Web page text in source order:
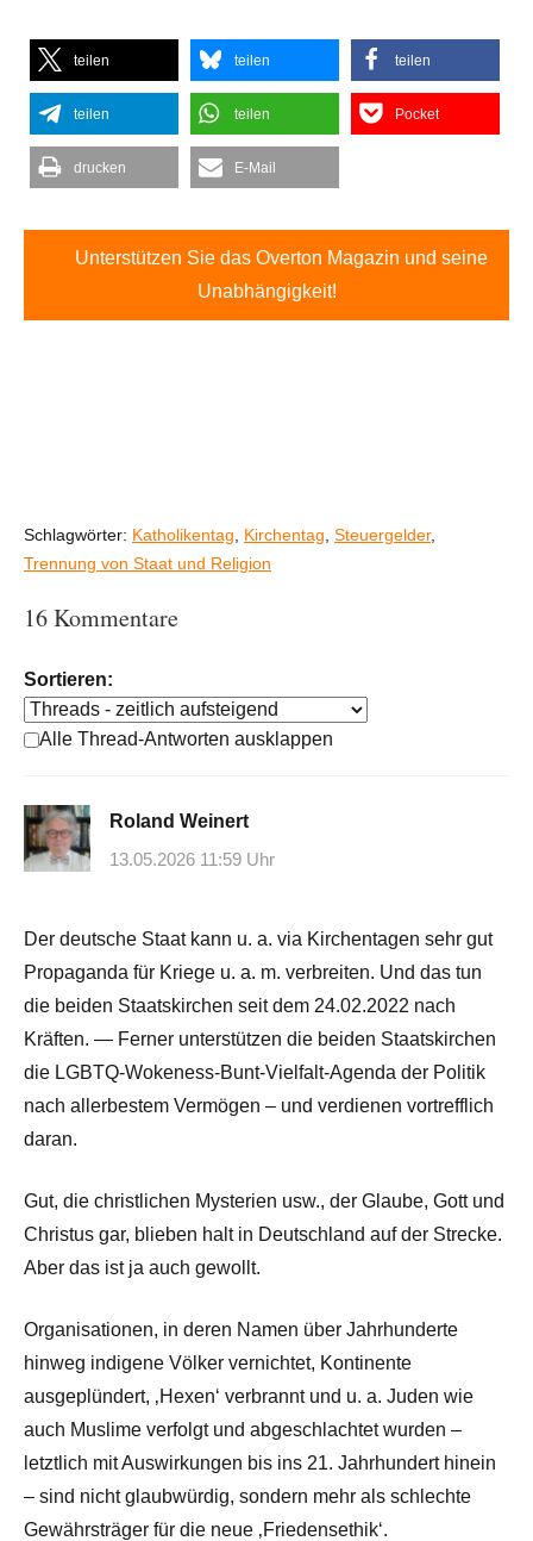
teilen teilen teilen
teilen teilen Pocket
drucken E-Mail
Unterstützen Sie das Overton Magazin und seine
Unabhängigkeit!
Schlagwörter: Katholikentag, Kirchentag, Steuergelder,
Trennung von Staat und Religion
16 Kommentare
Sortieren:
Alle Thread-Antworten ausklappen
Roland Weinert
13.05.2026 11:59 Uhr
Der deutsche Staat kann u. a. via Kirchentagen sehr gut
Propaganda für Kriege u. a. m. verbreiten. Und das tun
die beiden Staatskirchen seit dem 24.02.2022 nach
Kräften. — Ferner unterstützen die beiden Staatskirchen
die LGBTQ-Wokeness-Bunt-Vielfalt-Agenda der Politik
nach allerbestem Vermögen – und verdienen vortrefflich
daran.
Gut, die christlichen Mysterien usw., der Glaube, Gott und
Christus gar, blieben halt in Deutschland auf der Strecke.
Aber das ist ja auch gewollt.
Organisationen, in deren Namen über Jahrhunderte
hinweg indigene Völker vernichtet, Kontinente
ausgeplündert, ‚Hexen‘ verbrannt und u. a. Juden wie
auch Muslime verfolgt und abgeschlachtet wurden –
letztlich mit Auswirkungen bis ins 21. Jahrhundert hinein
– sind nicht glaubwürdig, sondern mehr als schlechte
Gewährsträger für die neue ‚Friedensethik‘.